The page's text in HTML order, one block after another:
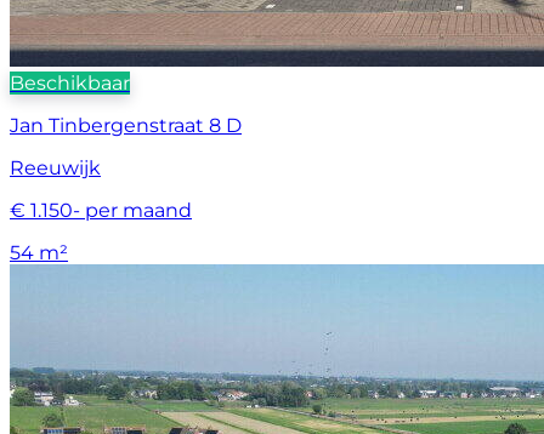
Beschikbaar
Jan Tinbergenstraat 8 D
Reeuwijk
€ 1.150- per maand
54 m²